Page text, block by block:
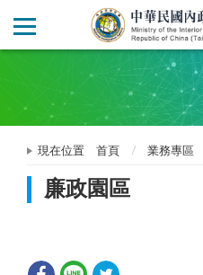
現在位置 首頁 業務專區
廉政園區